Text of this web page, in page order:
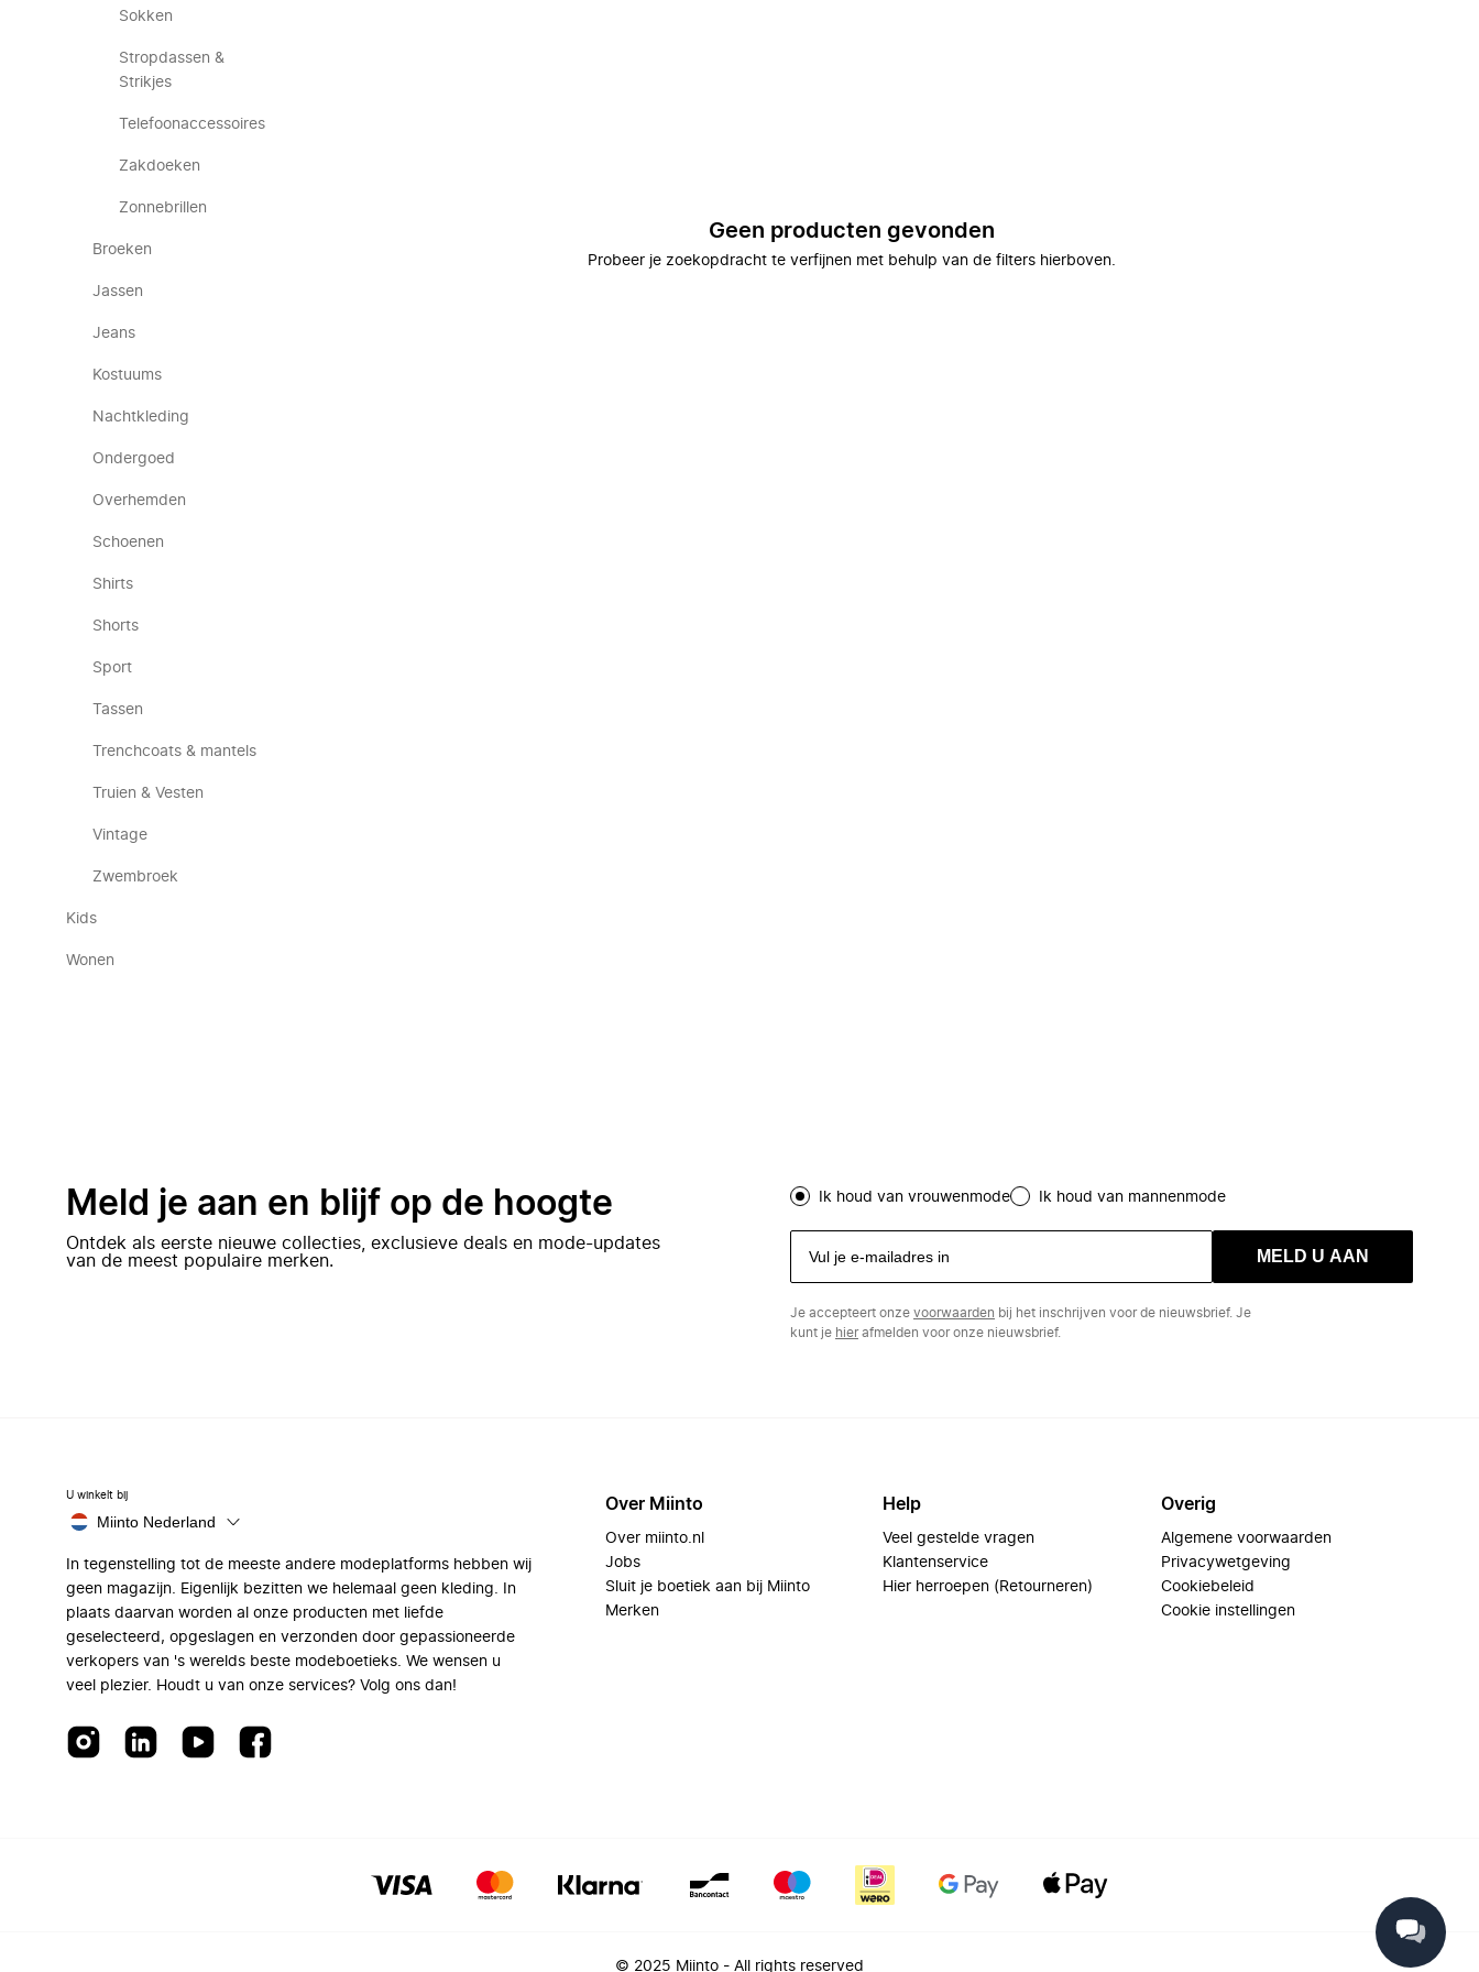
Sokken
Stropdassen &
Strikjes
Telefoonaccessoires
Zakdoeken
Zonnebrillen
Broeken
Jassen
Jeans
Kostuums
Nachtkleding
Ondergoed
Overhemden
Schoenen
Shirts
Shorts
Sport
Tassen
Trenchcoats & mantels
Truien & Vesten
Vintage
Zwembroek
Kids
Wonen
Geen producten gevonden
Probeer je zoekopdracht te verfijnen met behulp van de filters hierboven.
Meld je aan en blijf op de hoogte
Ontdek als eerste nieuwe collecties, exclusieve deals en mode-updates
van de meest populaire merken.
Ik houd van vrouwenmode Ik houd van mannenmode
MELD U AAN
Je accepteert onze voorwaarden bij het inschrijven voor de nieuwsbrief. Je
kunt je hierafmelden voor onze nieuwsbrief.
U winkelt bij
Miinto Nederland
In tegenstelling tot de meeste andere modeplatforms hebben wij
geen magazijn. Eigenlijk bezitten we helemaal geen kleding. In
plaats daarvan worden al onze producten met liefde
geselecteerd, opgeslagen en verzonden door gepassioneerde
verkopers van 's werelds beste modeboetieks. We wensen u
veel plezier. Houdt u van onze services? Volg ons dan!
Over Miinto
Over miinto.nl
Jobs
Sluit je boetiek aan bij Miinto
Merken
Help
Veel gestelde vragen
Klantenservice
Hier herroepen (Retourneren)
Overig
Algemene voorwaarden
Privacywetgeving
Cookiebeleid
Cookie instellingen
© 2025 Miinto - All rights reserved